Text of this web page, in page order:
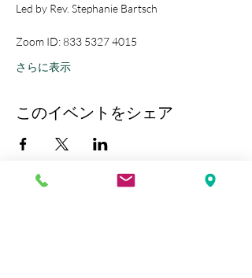
Led by Rev. Stephanie Bartsch
Zoom ID: 833 5327 4015
さらに表示
このイベントをシェア